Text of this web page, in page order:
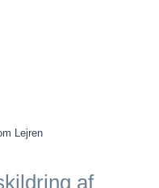
Lejren
af